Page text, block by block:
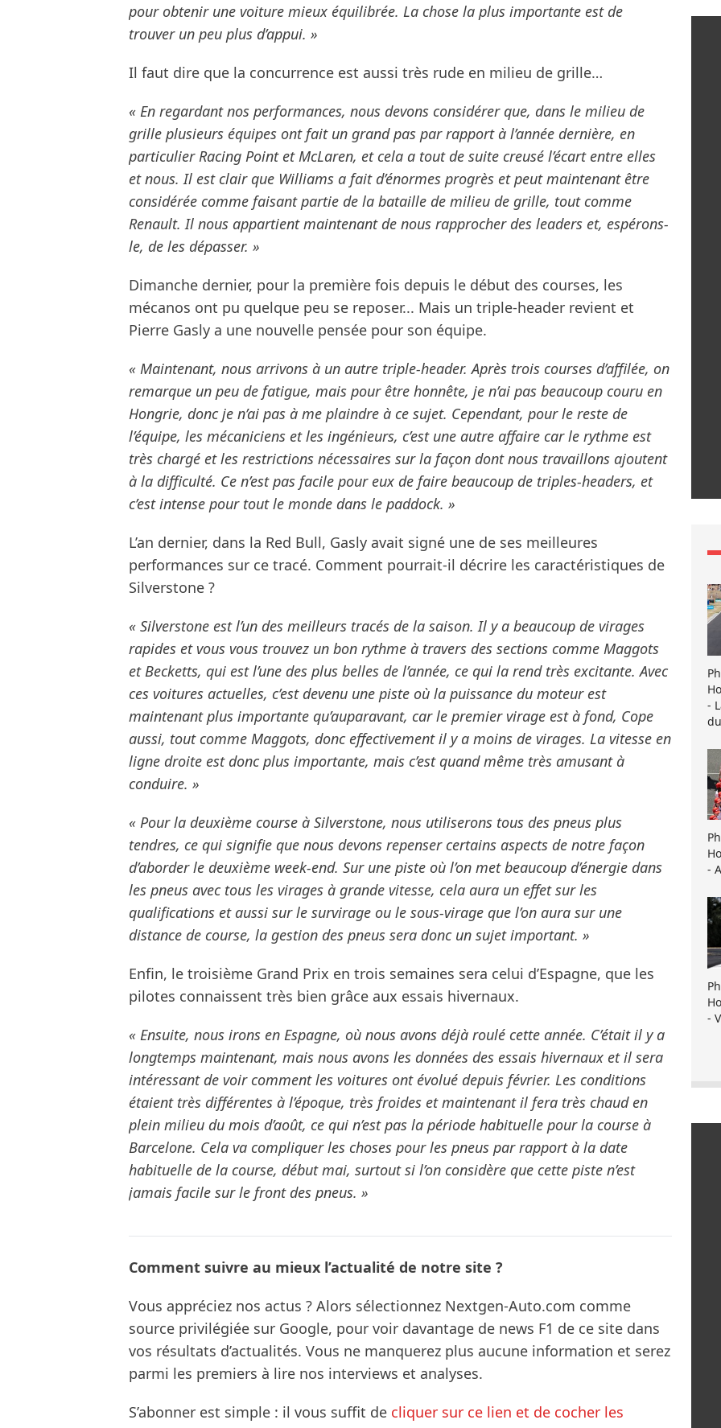
pour obtenir une voiture mieux équilibrée. La chose la plus importante est de
trouver un peu plus d’appui. »
Il faut dire que la concurrence est aussi très rude en milieu de grille…
« En regardant nos performances, nous devons considérer que, dans le milieu de
grille plusieurs équipes ont fait un grand pas par rapport à l’année dernière, en
particulier Racing Point et McLaren, et cela a tout de suite creusé l’écart entre elles
et nous. Il est clair que Williams a fait d’énormes progrès et peut maintenant être
considérée comme faisant partie de la bataille de milieu de grille, tout comme
Renault. Il nous appartient maintenant de nous rapprocher des leaders et, espérons-
le, de les dépasser. »
Dimanche dernier, pour la première fois depuis le début des courses, les
mécanos ont pu quelque peu se reposer... Mais un triple-header revient et
Pierre Gasly a une nouvelle pensée pour son équipe.
« Maintenant, nous arrivons à un autre triple-header. Après trois courses d’affilée, on
remarque un peu de fatigue, mais pour être honnête, je n’ai pas beaucoup couru en
Hongrie, donc je n’ai pas à me plaindre à ce sujet. Cependant, pour le reste de
l’équipe, les mécaniciens et les ingénieurs, c’est une autre affaire car le rythme est
très chargé et les restrictions nécessaires sur la façon dont nous travaillons ajoutent
à la difficulté. Ce n’est pas facile pour eux de faire beaucoup de triples-headers, et
c’est intense pour tout le monde dans le paddock. »
L’an dernier, dans la Red Bull, Gasly avait signé une de ses meilleures
performances sur ce tracé. Comment pourrait-il décrire les caractéristiques de
Silverstone ?
« Silverstone est l’un des meilleurs tracés de la saison. Il y a beaucoup de virages
rapides et vous vous trouvez un bon rythme à travers des sections comme Maggots
et Becketts, qui est l’une des plus belles de l’année, ce qui la rend très excitante. Avec
ces voitures actuelles, c’est devenu une piste où la puissance du moteur est
maintenant plus importante qu’auparavant, car le premier virage est à fond, Cope
aussi, tout comme Maggots, donc effectivement il y a moins de virages. La vitesse en
ligne droite est donc plus importante, mais c’est quand même très amusant à
conduire. »
« Pour la deuxième course à Silverstone, nous utiliserons tous des pneus plus
tendres, ce qui signifie que nous devons repenser certains aspects de notre façon
d’aborder le deuxième week-end. Sur une piste où l’on met beaucoup d’énergie dans
les pneus avec tous les virages à grande vitesse, cela aura un effet sur les
qualifications et aussi sur le survirage ou le sous-virage que l’on aura sur une
distance de course, la gestion des pneus sera donc un sujet important. »
Enfin, le troisième Grand Prix en trois semaines sera celui d’Espagne, que les
pilotes connaissent très bien grâce aux essais hivernaux.
« Ensuite, nous irons en Espagne, où nous avons déjà roulé cette année. C’était il y a
longtemps maintenant, mais nous avons les données des essais hivernaux et il sera
intéressant de voir comment les voitures ont évolué depuis février. Les conditions
étaient très différentes à l’époque, très froides et maintenant il fera très chaud en
plein milieu du mois d’août, ce qui n’est pas la période habituelle pour la course à
Barcelone. Cela va compliquer les choses pour les pneus par rapport à la date
habituelle de la course, début mai, surtout si l’on considère que cette piste n’est
jamais facile sur le front des pneus. »
Comment suivre au mieux l’actualité de notre site ?
Vous appréciez nos actus ? Alors sélectionnez Nextgen-Auto.com comme
source privilégiée sur Google, pour voir davantage de news F1 de ce site dans
vos résultats d’actualités. Vous ne manquerez plus aucune information et serez
parmi les premiers à lire nos interviews et analyses.
S’abonner est simple : il vous suffit de cliquer sur ce lien et de cocher les
-
-
-